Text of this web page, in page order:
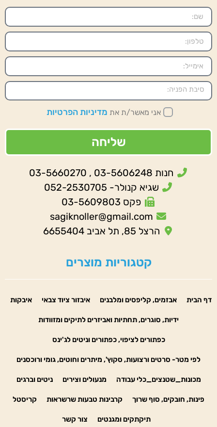
אני מאשר/ת את מדיניות הפרטיות
שליחה
חנות 03-5606248 , 03-5660270
שגיא קנולר- 052-2530705
פקס 03-5609803
sagiknoller@gmail.com
הרצל 85, תל אביב 6655404
קטגוריות מוצרים
דף הבית אבזמים, קליפסים ומלבנים איבזור ציוד צבאי איבקות
ידיות, סוגרים, תחתיות ואביזרים לתיקים ומזוודות
כפתורים לציפוי, כפתורים וניטים לג'ינס
לפי מטר- סרטים ורצועות, סקוץ', מיתרים וחוטים, גומי ורוכסנים
מכונות_שטנצים_כלי עבודה מנעולים וצירים ניטים וברגים
פינות, חובקים, סוף שרוך קרבינות טבעות שרשראות קריסטל
תיקתקים ומגנטים צור קשר